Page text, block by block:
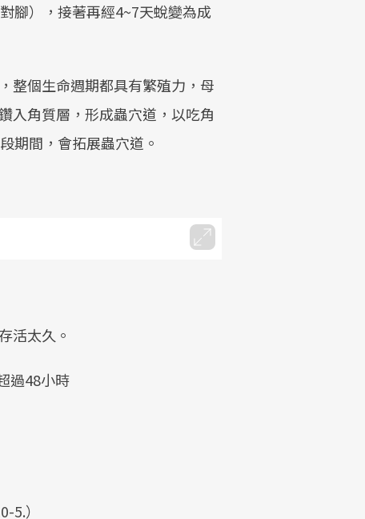
腳），接著再經4~7天蛻變為成
整個生命週期都具有繁殖力，母
入角質層，形成蟲穴道，以吃角
期間，會拓展蟲穴道。
活太久。
過48小時
5.）